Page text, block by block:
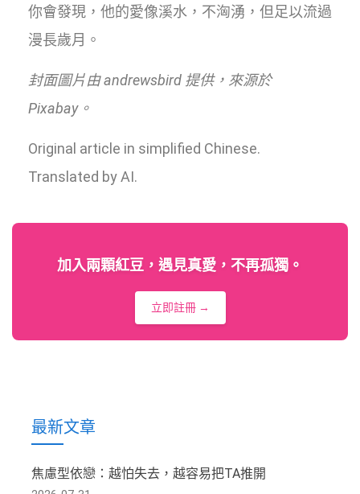
你會發現，他的愛像溪水，不洶湧，但足以流過
漫長歲月。
封面圖片由 andrewsbird 提供，來源於
Pixabay。
Original article in simplified Chinese.
Translated by AI.
加入兩顆紅豆，遇見真愛，不再孤獨。
立即註冊 →
最新文章
焦慮型依戀：越怕失去，越容易把TA推開